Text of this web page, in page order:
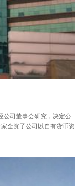
公司董事会研究，决定公
全资子公司以自有货币资